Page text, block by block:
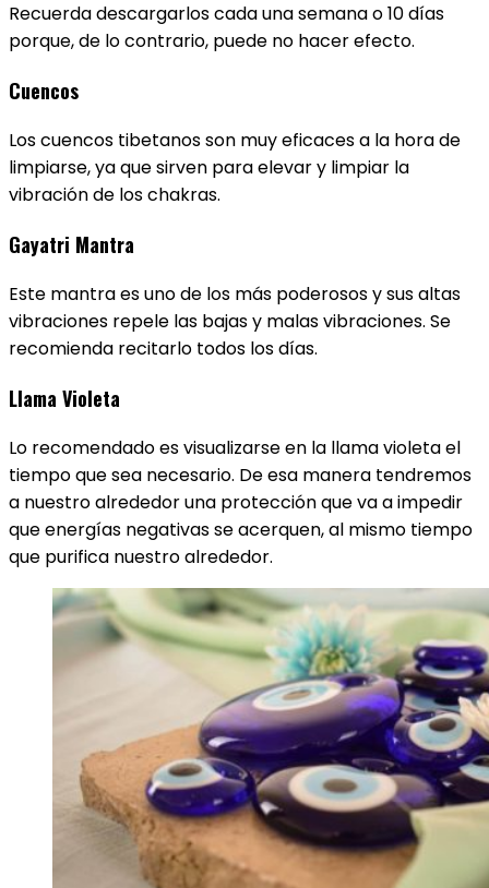
Recuerda descargarlos cada una semana o 10 días
porque, de lo contrario, puede no hacer efecto.
Cuencos
Los cuencos tibetanos son muy eficaces a la hora de
limpiarse, ya que sirven para elevar y limpiar la
vibración de los chakras.
Gayatri Mantra
Este mantra es uno de los más poderosos y sus altas
vibraciones repele las bajas y malas vibraciones. Se
recomienda recitarlo todos los días.
Llama Violeta
Lo recomendado es visualizarse en la llama violeta el
tiempo que sea necesario. De esa manera tendremos
a nuestro alrededor una protección que va a impedir
que energías negativas se acerquen, al mismo tiempo
que purifica nuestro alrededor.